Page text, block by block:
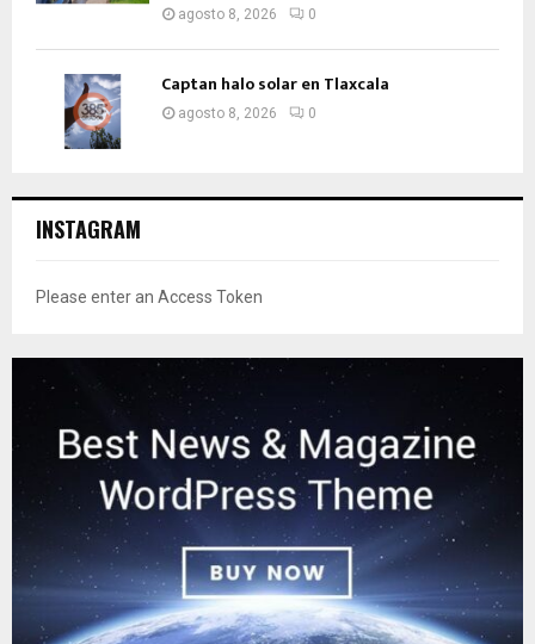
agosto 8, 2026 0
Captan halo solar en Tlaxcala
agosto 8, 2026 0
INSTAGRAM
Please enter an Access Token